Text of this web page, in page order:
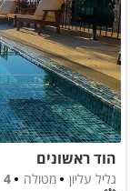
הוד ראשונים
גליל עליון מטולה
4 יחידות